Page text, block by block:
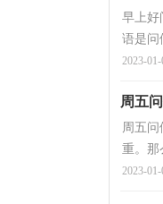
早上好
语是问
2023-01-
周五
周五
重。那
2023-01-